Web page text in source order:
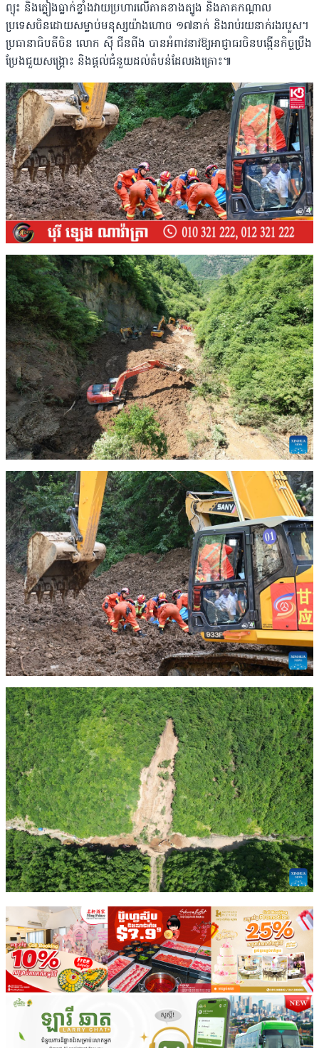
ព្យុះ និងភ្លៀងធ្លាក់ខ្លាំងវាយប្រហារលើភាគខាងត្បូង និងភាគកណ្ដាល
ប្រទេសចិនដោយសម្លាប់មនុស្សយ៉ាងហោច ១៧នាក់ និងរាប់រយនាក់រងរបួស។
ប្រធានាធិបតីចិន លោក ស៊ី ជីនពីង បានអំពាវនាវឱ្យអាជ្ញាធរចិនបង្កើនកិច្ចប្រឹង
ប្រែងជួយសង្រ្គោះ និងផ្ដល់ជំនួយដល់តំបន់ដែលរងគ្រោះ៕